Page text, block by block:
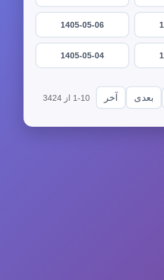
1405-05-06
1405-05-04
بعدی آخر 1-10 از 3424